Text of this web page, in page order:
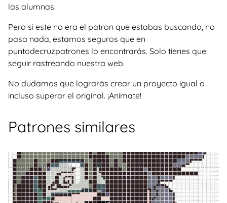
las alumnas.
Pero si este no era el patron que estabas buscando, no
pasa nada, estamos seguros que en
puntodecruzpatrones lo encontrarás. Solo tienes que
seguir rastreando nuestra web.
No dudamos que lograrás crear un proyecto igual o
incluso superar el original. ¡Anímate!
Patrones similares